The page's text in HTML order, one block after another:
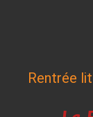
Rentrée